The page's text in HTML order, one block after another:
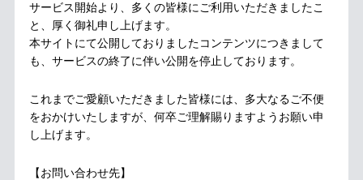
サービス開始より、多くの皆様にご利用いただきましたこ
と、厚く御礼申し上げます。
本サイトにて公開しておりましたコンテンツにつきまして
も、サービスの終了に伴い公開を停止しております。
これまでご愛顧いただきました皆様には、多大なるご不便
をおかけいたしますが、何卒ご理解賜りますようお願い申
し上げます。
【お問い合わせ先】